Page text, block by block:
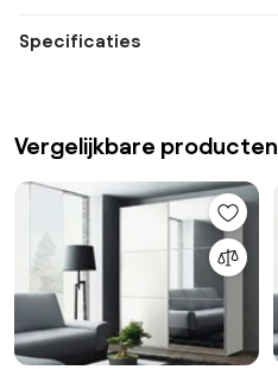
Specificaties
Vergelijkbare producten